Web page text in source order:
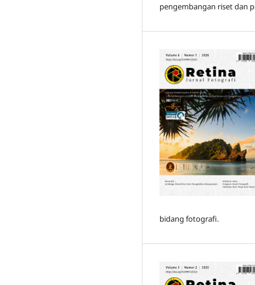
pengembangan riset dan
bidang fotografi.